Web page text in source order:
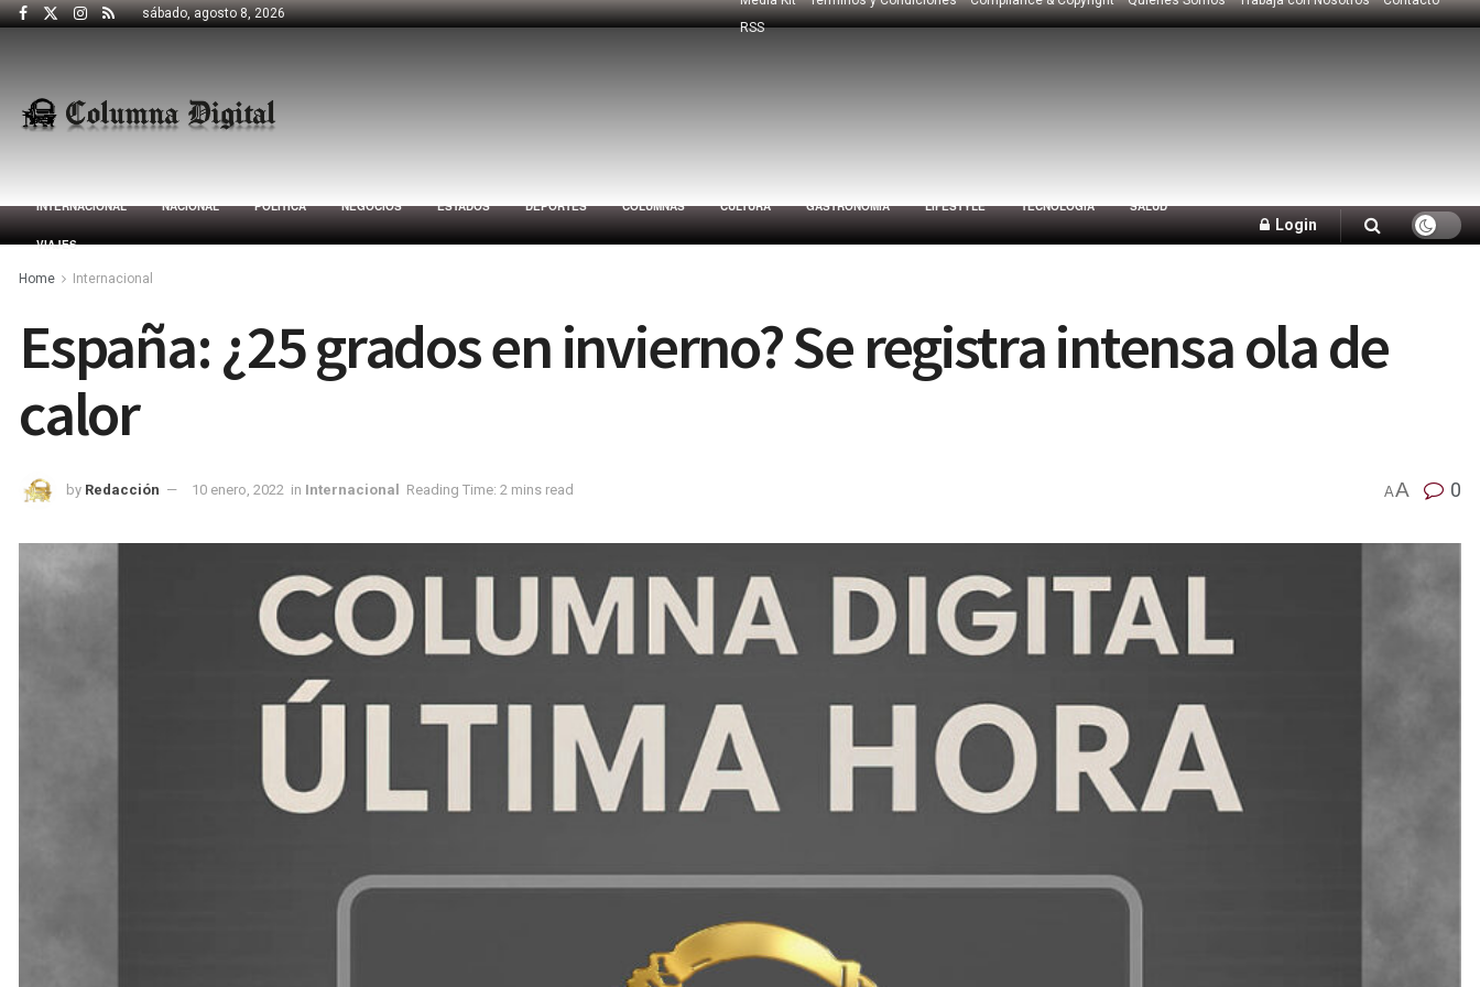
sábado, agosto 8, 2026
RSS
INTERNACIONAL NACIONAL POLÍTICA NEGOCIOS ESTADOS DEPORTES COLUMNAS CULTURA GASTRONOMÍA LIFESTYLE TECNOLOGÍA SALUD
VIAJES
Login
Home Internacional
España: ¿25 grados en invierno? Se registra intensa ola de
calor
by Redacción 10 enero, 2022 in Internacional Reading Time: 2 mins read AA 0